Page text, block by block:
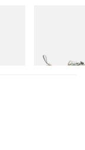
立刻购入